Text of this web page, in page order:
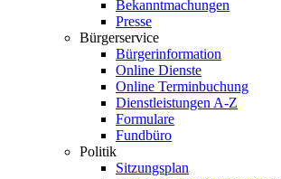
Bekanntmachungen
Presse
Bürgerservice
Bürgerinformation
Online Dienste
Online Terminbuchung
Dienstleistungen A-Z
Formulare
Fundbüro
Politik
Sitzungsplan